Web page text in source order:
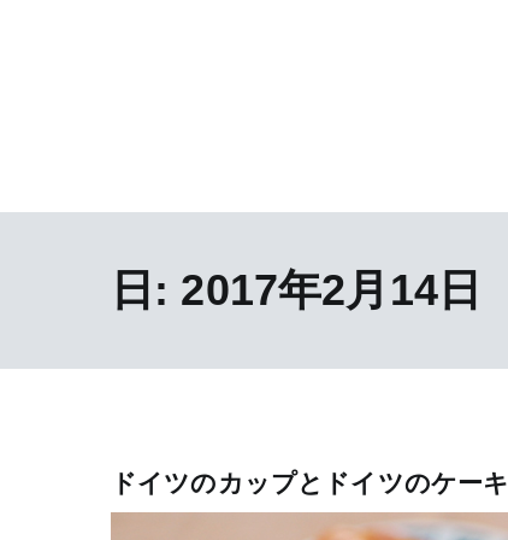
日: 2017年2月14日
ドイツのカップとドイツのケーキ